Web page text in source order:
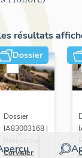
résultats
Dossier
Dossier
IA83003168 |
Corvisier